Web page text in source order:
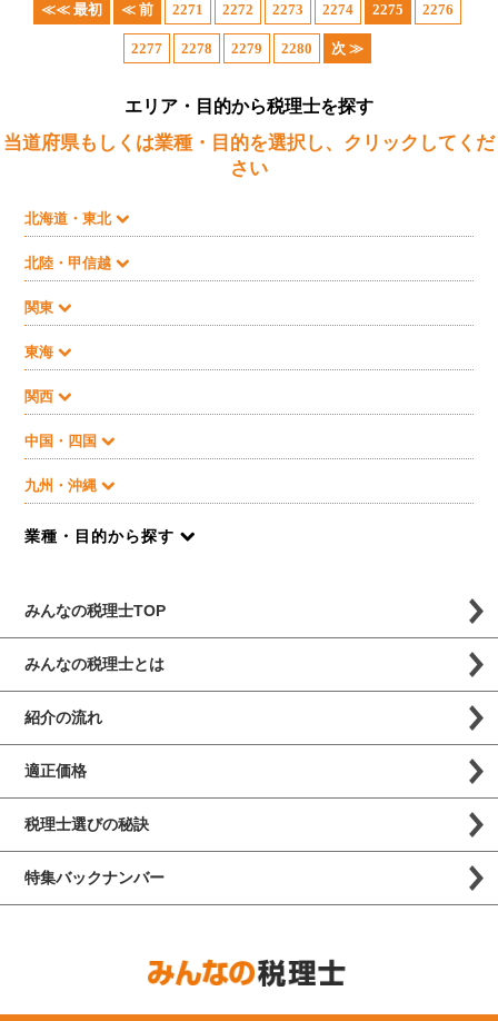
≪≪ 最初 ≪ 前 2271 2272 2273 2274 2275 2276
2277 2278 2279 2280 次 ≫
エリア・目的から税理士を探す
当道府県もしくは業種・目的を選択し、クリックしてくだ
さい
北海道・東北
北陸・甲信越
関東
東海
関西
中国・四国
九州・沖縄
業種・目的から探す
みんなの税理士TOP
みんなの税理士とは
紹介の流れ
適正価格
税理士選びの秘訣
特集バックナンバー